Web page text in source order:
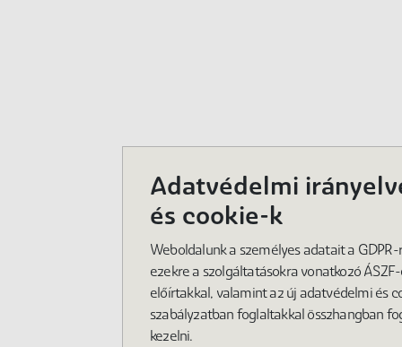
Adatvédelmi
és cookie-k
Weboldalunk a személyes adatait a GDPR-
ezekre a szolgáltatásokra vonatkozó
előírtakkal, valamint az új adatvédelmi és
szabályzatban foglaltakkal összhangban
kezelni.